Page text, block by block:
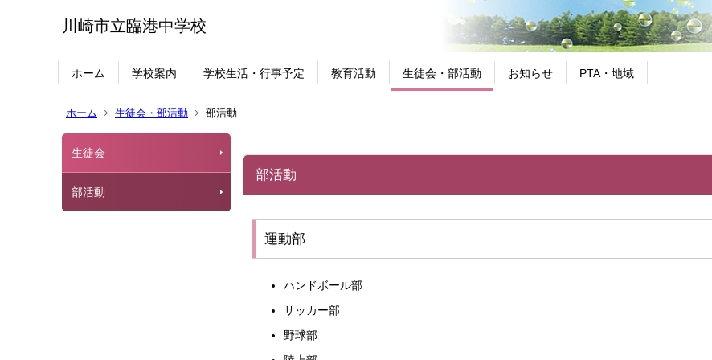
川崎市立臨港中学校
ホーム 学校案内 学校生活・行事予定 教育活動 生徒会・部活動 お知らせ PTA・地域
ホーム 生徒会・部活動 部活動
生徒会
部活動
部活動
運動部
ハンドボール部
サッカー部
野球部